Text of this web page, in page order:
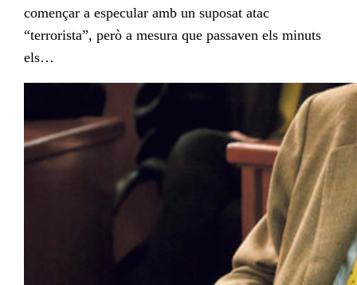
començar a especular amb un suposat atac
“terrorista”, però a mesura que passaven els minuts
els…